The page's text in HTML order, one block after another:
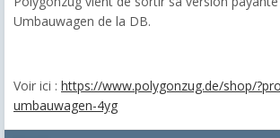
Umbauwagen de la DB.
Voir ici : https://www.polygonzug.de/shop/
umbauwagen-4yg